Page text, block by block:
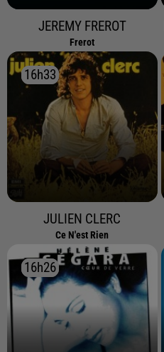
JEREMY FREROT
Frerot
16h33
16h33
JULIEN CLERC
Ce N'est Rien
16h26
16h26